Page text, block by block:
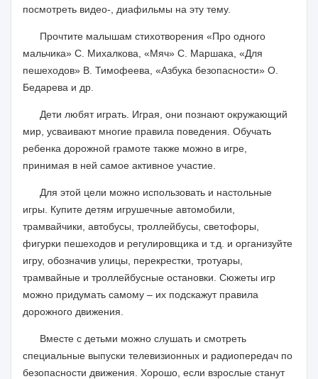
посмотреть видео-, диафильмы на эту тему.
Прочтите малышам стихотворения «Про одного
мальчика» С. Михалкова, «Мяч» С. Маршака, «Для
пешеходов» В. Тимофеева, «Азбука безопасности» О.
Бедарева и др.
Дети любят играть. Играя, они познают окружающий
мир, усваивают многие правила поведения. Обучать
ребенка дорожной грамоте также можно в игре,
принимая в ней самое активное участие.
Для этой цели можно использовать и настольные
игры. Купите детям игрушечные автомобили,
трамвайчики, автобусы, троллейбусы, светофоры,
фигурки пешеходов и регулировщика и т.д. и организуйте
игру, обозначив улицы, перекрестки, тротуары,
трамвайные и троллейбусные остановки. Сюжеты игр
можно придумать самому – их подскажут правила
дорожного движения.
Вместе с детьми можно слушать и смотреть
специальные выпуски телевизионных и радиопередач по
безопасности движения. Хорошо, если взрослые станут